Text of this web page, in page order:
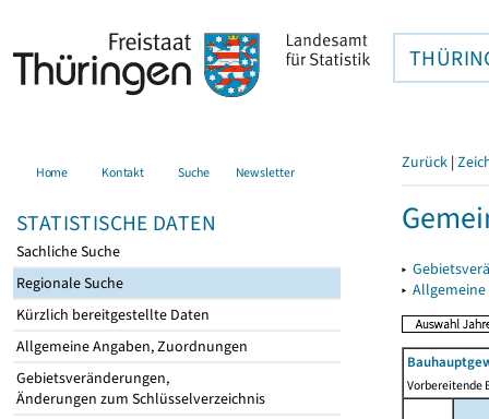
Home Kontakt Suche Newsletter
STATISTISCHE DATEN
Sachliche Suche
Regionale Suche
Kürzlich bereitgestellte Daten
Allgemeine Angaben, Zuordnungen
Gebietsveränderungen,
Änderungen zum Schlüsselverzeichnis
Zurück |
▸
▸
Vorbereitende